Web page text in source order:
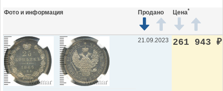
Фото и информация Продано Цена*
21.09.2023 261 943 ₽